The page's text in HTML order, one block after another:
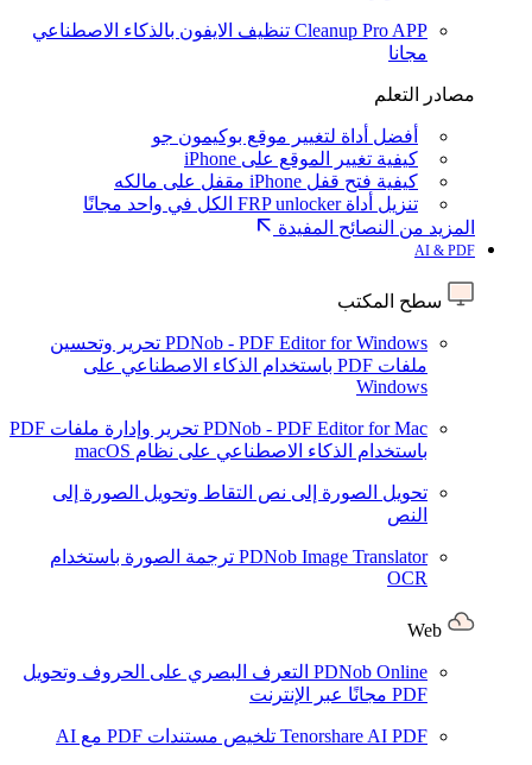
Cleanup Pro APP تنظيف الايفون بالذكاء الاصطناعي
مجانا
مصادر التعلم
أفضل أداة لتغيير موقع بوكيمون جو
كيفية تغيير الموقع على iPhone
كيفية فتح قفل iPhone مقفل على مالكه
تنزيل أداة FRP unlocker الكل في واحد مجانًا
المزيد من النصائح المفيدة
AI & PDF
سطح المكتب
PDNob - PDF Editor for Windows تحرير وتحسين
ملفات PDF باستخدام الذكاء الاصطناعي على
Windows
PDNob - PDF Editor for Mac
تحرير وإدارة ملفات PDF
باستخدام الذكاء الاصطناعي على نظام macOS
تحويل الصورة إلى نص التقاط وتحويل الصورة إلى
النص
PDNob Image Translator ترجمة الصورة باستخدام
OCR
PDNob Online التعرف البصري على الحروف وتحويل
PDF مجانًا عبر الإنترنت
Tenorshare AI PDF تلخيص مستندات PDF مع AI